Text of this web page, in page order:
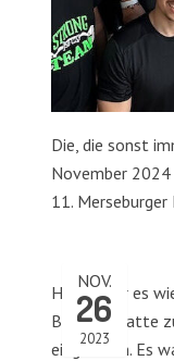
Die, die sonst
November
11.
NOV.
26
2023
Heute war es
Borussia hatte
eingeladen. Es